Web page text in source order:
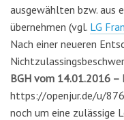
ausgewählten bzw. aus
übernehmen (vgl. LG
Nach einer neueren
BGH vom 14.01.2016 –
https://openjur.de/u/
noch um eine zulässige